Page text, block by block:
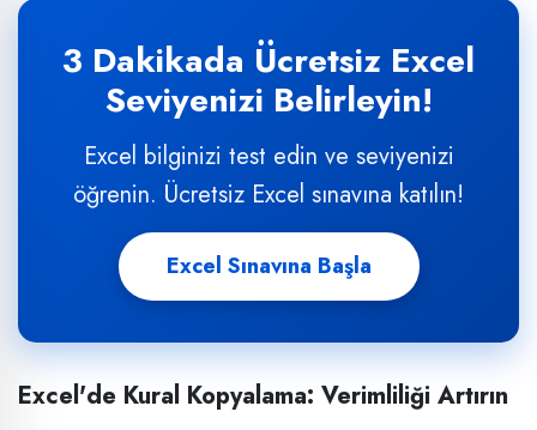
3 Dakikada Ücretsiz Excel
Seviyenizi Belirleyin!
Excel bilginizi test edin ve seviyenizi
öğrenin. Ücretsiz Excel sınavına katılın!
Excel Sınavına Başla
Excel'de Kural Kopyalama: Verimliliği Artırın